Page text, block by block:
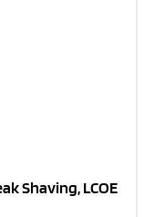
Shaving, LCOE